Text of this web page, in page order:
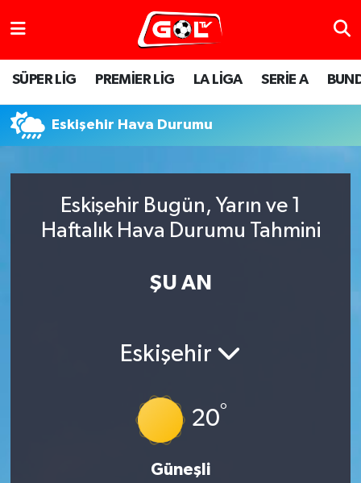
SÜPER LİG PREMİER LİG LA LİGA SERİE A
Eskişehir Hava Durumu
Eskişehir Bugün, Yarın ve 1
Haftalık Hava Durumu Tahmini
ŞU AN
Eskişehir
20°
Güneşli